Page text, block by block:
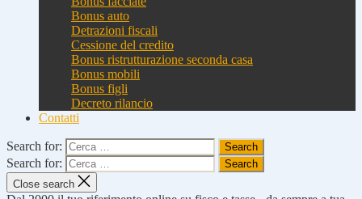
Bonus auto
Detrazioni fiscali
Cessione del credito
Bonus ristrutturazione seconda casa
Bonus mobili
Bonus figli
Decreto rilancio
Contatti
Search for:
Search for:
Close search